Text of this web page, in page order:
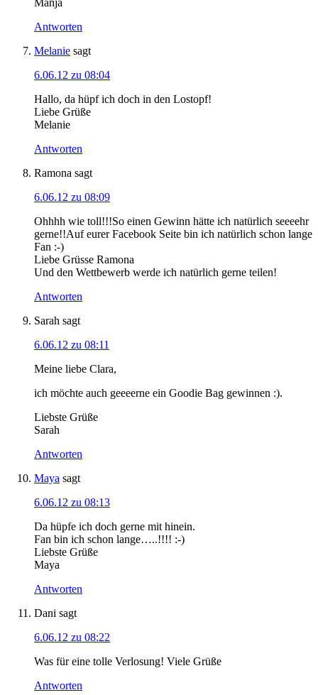
Antworten
Melanie sagt
6.06.12 zu 08:04
Hallo, da hüpf ich doch in den Lostopf!
Liebe Grüße
Melanie
Antworten
Ramona sagt
6.06.12 zu 08:09
Ohhhh wie toll!!!So einen Gewinn hätte ich natürlich seeeehr
gerne!!Auf eurer Facebook Seite bin ich natürlich schon lange
Fan :-)
Liebe Grüsse Ramona
Und den Wettbewerb werde ich natürlich gerne teilen!
Antworten
Sarah sagt
6.06.12 zu 08:11
Meine liebe Clara,
ich möchte auch geeeerne ein Goodie Bag gewinnen :).
Liebste Grüße
Sarah
Antworten
Maya sagt
6.06.12 zu 08:13
Da hüpfe ich doch gerne mit hinein.
Fan bin ich schon lange…..!!!! :-)
Liebste Grüße
Maya
Antworten
Dani sagt
6.06.12 zu 08:22
Was für eine tolle Verlosung! Viele Grüße
Antworten